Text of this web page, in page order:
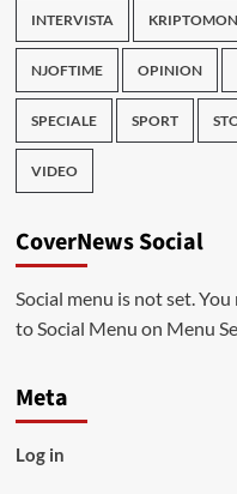
INTERVISTA
NJOFTIME OPINION
SPECIALE SPORT
VIDEO
CoverNews Social
Social menu is not set.
to Social Menu on Menu
Meta
Log in